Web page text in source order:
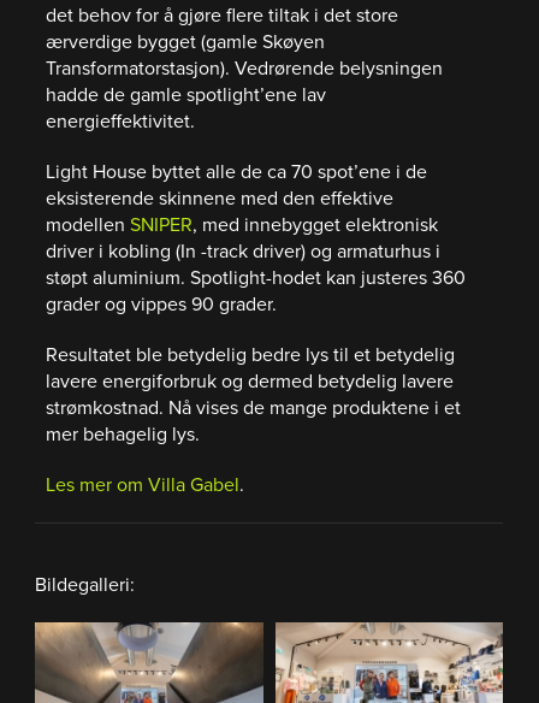
det behov for å gjøre flere tiltak i det store
ærverdige bygget (gamle Skøyen
Transformatorstasjon). Vedrørende belysningen
hadde de gamle spotlight’ene lav
energieffektivitet.
Light House byttet alle de ca 70 spot’ene i de
eksisterende skinnene med den effektive
modellen SNIPER, med innebygget elektronisk
driver i kobling (In -track driver) og armaturhus i
støpt aluminium. Spotlight-hodet kan justeres 360
grader og vippes 90 grader.
Resultatet ble betydelig bedre lys til et betydelig
lavere energiforbruk og dermed betydelig lavere
strømkostnad. Nå vises de mange produktene i et
mer behagelig lys.
Les mer om Villa Gabel.
Bildegalleri: